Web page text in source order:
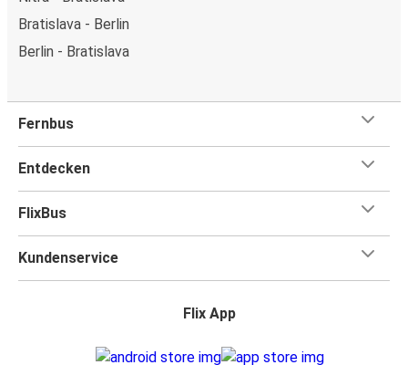
Bratislava - Berlin
Berlin - Bratislava
Fernbus
Entdecken
FlixBus
Kundenservice
Flix App